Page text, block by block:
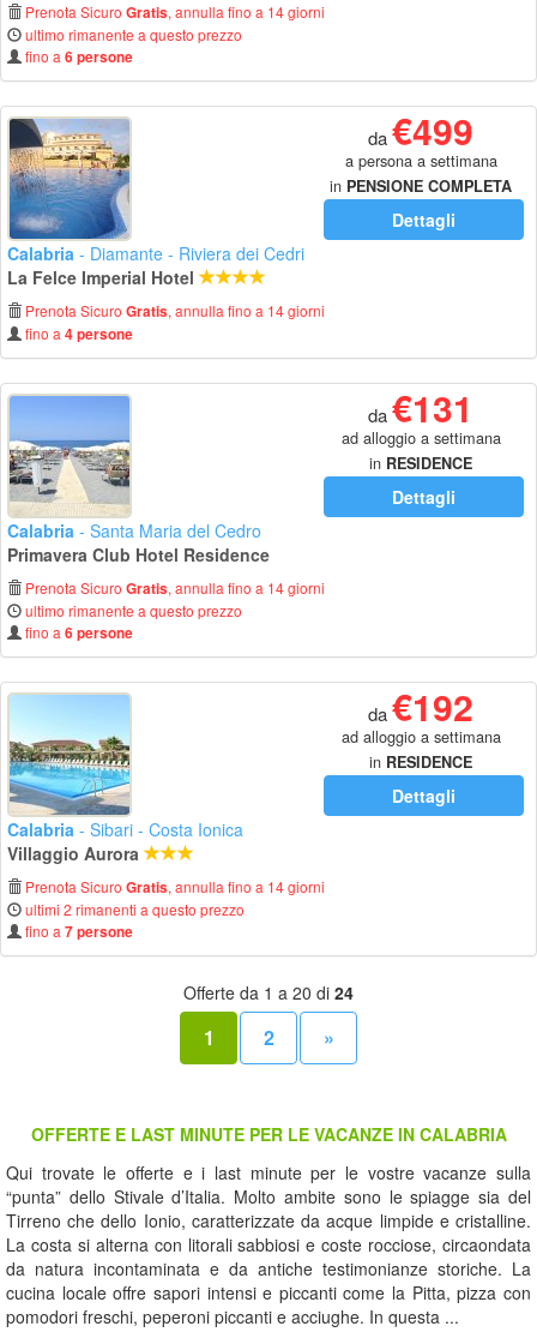
Prenota Sicuro Gratis, annulla fino a 14 giorni
ultimo rimanente a questo prezzo
fino a 6 persone
da€499
a persona a settimana
in PENSIONE COMPLETA
Dettagli
Calabria - Diamante - Riviera dei Cedri
La Felce Imperial Hotel
Prenota Sicuro Gratis, annulla fino a 14 giorni
fino a 4 persone
da€131
ad alloggio a settimana
in RESIDENCE
Dettagli
Calabria - Santa Maria del Cedro
Primavera Club Hotel Residence
Prenota Sicuro Gratis, annulla fino a 14 giorni
ultimo rimanente a questo prezzo
fino a 6 persone
da€192
ad alloggio a settimana
in RESIDENCE
Dettagli
Calabria - Sibari - Costa Ionica
Villaggio Aurora
Prenota Sicuro Gratis, annulla fino a 14 giorni
ultimi 2 rimanenti a questo prezzo
fino a 7 persone
Offerte da 1 a 20 di 24
1 2 »
OFFERTE E LAST MINUTE PER LE VACANZE IN CALABRIA
Qui trovate le offerte e i last minute per le vostre vacanze sulla
“punta” dello Stivale d’Italia. Molto ambite sono le spiagge sia del
Tirreno che dello Ionio, caratterizzate da acque limpide e cristalline.
La costa si alterna con litorali sabbiosi e coste rocciose, circaondata
da natura incontaminata e da antiche testimonianze storiche. La
cucina locale offre sapori intensi e piccanti come la Pitta, pizza con
pomodori freschi, peperoni piccanti e acciughe. In questa ...